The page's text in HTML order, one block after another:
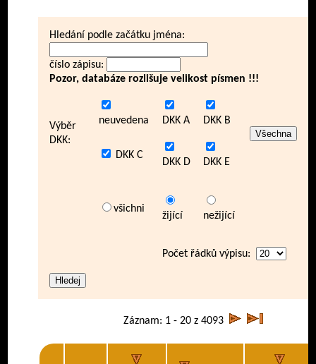
Hledání podle začátku jména:
číslo zápisu:
Pozor, databáze rozlišuje velikost písmen !!!
Výběr
DKK:
neuvedena DKK A DKK B
DKK C
DKK D DKK E
všichni
žijící nežijící
Počet řádků výpisu:
Záznam: 1 - 20 z 4093